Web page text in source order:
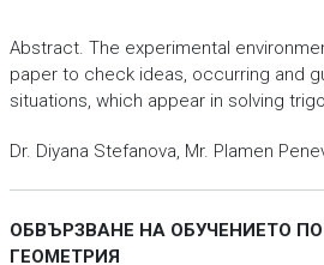
Abstract. The experimental
paper to check ideas, occurring and
situations, which appear in solving
Dr. Diyana Stefanova, Mr. Plamen
ОБВЪРЗВАНЕ НА ОБУЧЕНИЕТО
ГЕОМЕТРИЯ